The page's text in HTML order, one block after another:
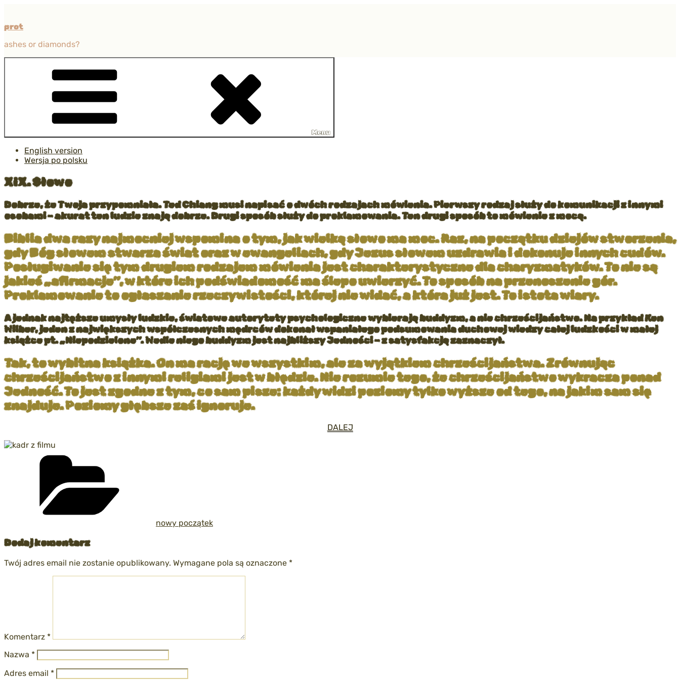
treści
prot
ashes or diamonds?
Menu
English version
Wersja po polsku
XIX. Słowo
Dobrze, że Twoja przypomniała. Ted Chiang musi napisać o dwóch rodzajach mówienia. Pierwszy rodzaj służy do komunikacji z innymi
osobami – akurat ten ludzie znają dobrze. Drugi sposób służy do proklamowania. Ten drugi sposób to mówienie z mocą.
Biblia dwa razy najmocniej wspomina o tym, jak wielką słowo ma moc. Raz, na początku dziejów stworzenia,
gdy Bóg słowem stwarza świat oraz w ewangeliach, gdy Jezus słowem uzdrawia i dokonuje innych cudów.
Posługiwanie się tym drugiem rodzajem mówienia jest charakterystyczne dla charyzmatyków. To nie są
jakieś „afirmacje”, w które ich podświadomość ma ślepo uwierzyć. To sposób na przenoszenie gór.
Proklamowanie to ogłaszanie rzeczywistości, której nie widać, a która już jest. To istota wiary.
A jednak najtęższe umysły ludzkie, światowe autorytety psychologiczne wybierają buddyzm, a nie chrześcijaństwo. Na przykład Ken
Wilber, jeden z największych współczesnych mędrców dokonał wspaniałego podsumowania duchowej wiedzy całej ludzkości w małej
książce pt. „Niepodzielone”. Wedle niego buddyzm jest najbliższy Jedności – z satysfakcją zaznaczył.
Tak, to wybitna książka. On ma rację we wszystkim, ale za wyjątkiem chrześcijaństwa. Zrównując
chrześcijaństwo z innymi religiami jest w błędzie. Nie rozumie tego, że chrześcijaństwo wykracza ponad
Jedność. To jest zgodne z tym, co sam pisze: każdy widzi poziomy tylko wyższe od tego, na jakim sam się
znajduje. Poziomy głębsze zaś ignoruje.
DALEJ
nowy początek
Dodaj komentarz
Twój adres email nie zostanie opublikowany. Wymagane pola są oznaczone *
Komentarz *
Nazwa *
Adres email *